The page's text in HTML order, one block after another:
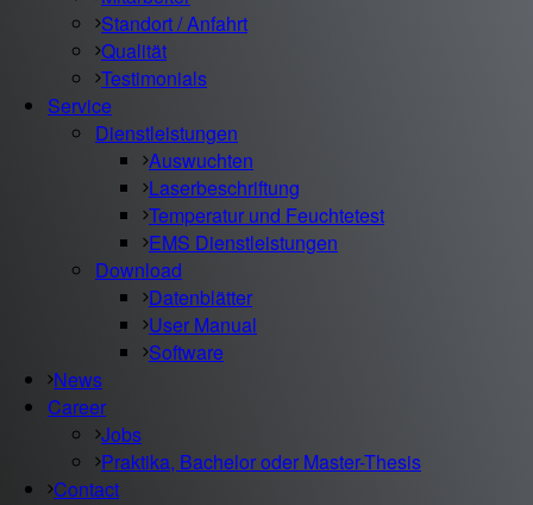
Standort / Anfahrt
Qualität
Testimonials
Service
Dienstleistungen
Auswuchten
Laserbeschriftung
Temperatur und Feuchtetest
EMS Dienstleistungen
Download
Datenblätter
User Manual
Software
News
Career
Jobs
Praktika, Bachelor oder Master-Thesis
Contact